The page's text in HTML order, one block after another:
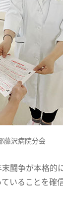
藤沢病院分会
闘争が本格
いることを確